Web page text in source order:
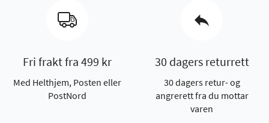
Fri frakt fra 499 kr
Med Helthjem, Posten eller
PostNord
30 dagers returrett
30 dagers retur- og
angrerett fra du mottar
varen